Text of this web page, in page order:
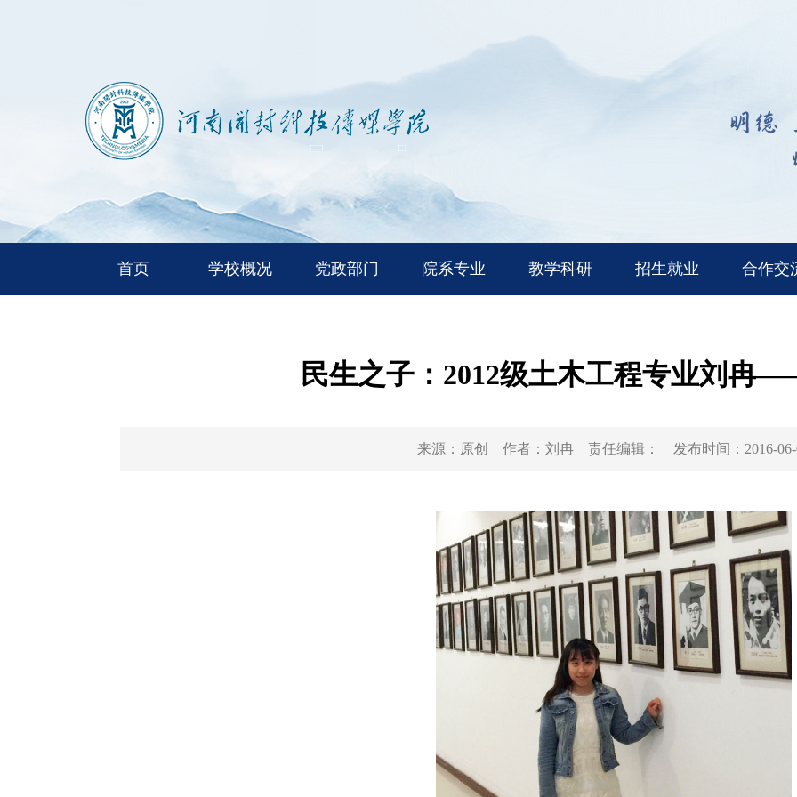
首页 学校概况 党政部门 院系专业 教学科研 招生就业 合作交
民生之子：2012级土木工程专业刘冉
来源： 原创 作者： 刘冉 责任编辑： 发布时间： 2016-